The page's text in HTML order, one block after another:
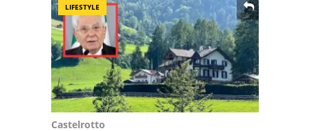
LIFESTYLE
Castelrotto